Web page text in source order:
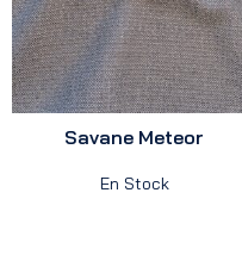
Savane Meteor
En Stock